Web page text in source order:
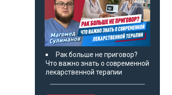
Рак больше не приговор?
Что важно знать о современной
лекарственной терапии